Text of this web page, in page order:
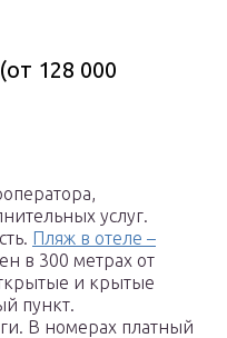
128 000
услуг.
Пляж в отеле –
в 300 метрах от
и крытые
пункт.
В номерах платный